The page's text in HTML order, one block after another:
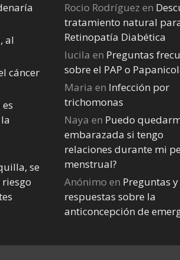
al
cáncer
se
Rocio Rodríguez en
tratamiento natural
Retinopatía Diabética
lucila en Preguntas
sobre el PAP o
Maria en Infección por
trichomonas
Naya en Puedo
embarazada si tengo
relaciones durante mi
menstrual?
Anónimo en Preguntas y
respuestas sobre la
anticoncepción de